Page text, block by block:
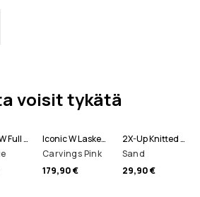
voisit tykätä
Blizzard W Full Zip Lumilautailutakki Naiset
Iconic W Lasketteluhousut Naiset
Carvings Pink
179,90 €
2X-Up Knitted Tuubihuivi
Sand
29,90 €